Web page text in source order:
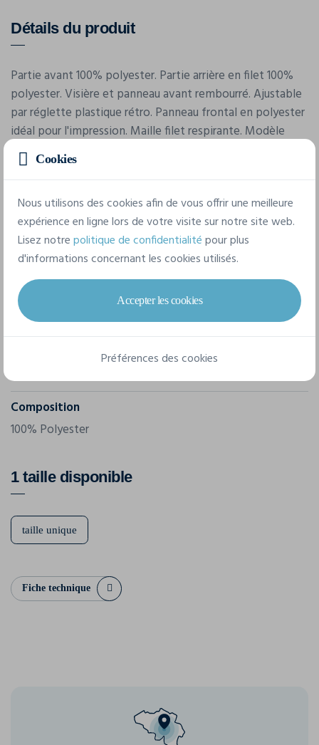
Détails du produit
Partie avant 100% polyester. Partie arrière en filet 100%
polyester. Visière et panneau avant rembourré. Ajustable
par réglette plastique rétro. Panneau frontal en polyester
idéal pour l'impression. Maille filet respirante. Modèle
ajustable.
Caractéristiques
Marque
Référence
B645
Composition
100% Polyester
1 taille disponible
taille unique
Fiche technique
Cookies
Nous utilisons des cookies afin de vous offrir une meilleure
expérience en ligne lors de votre visite sur notre site web.
Lisez notrepolitique de confidentialitépour plus
d'informations concernant les cookies utilisés.
Accepter les cookies
Préférences des cookies